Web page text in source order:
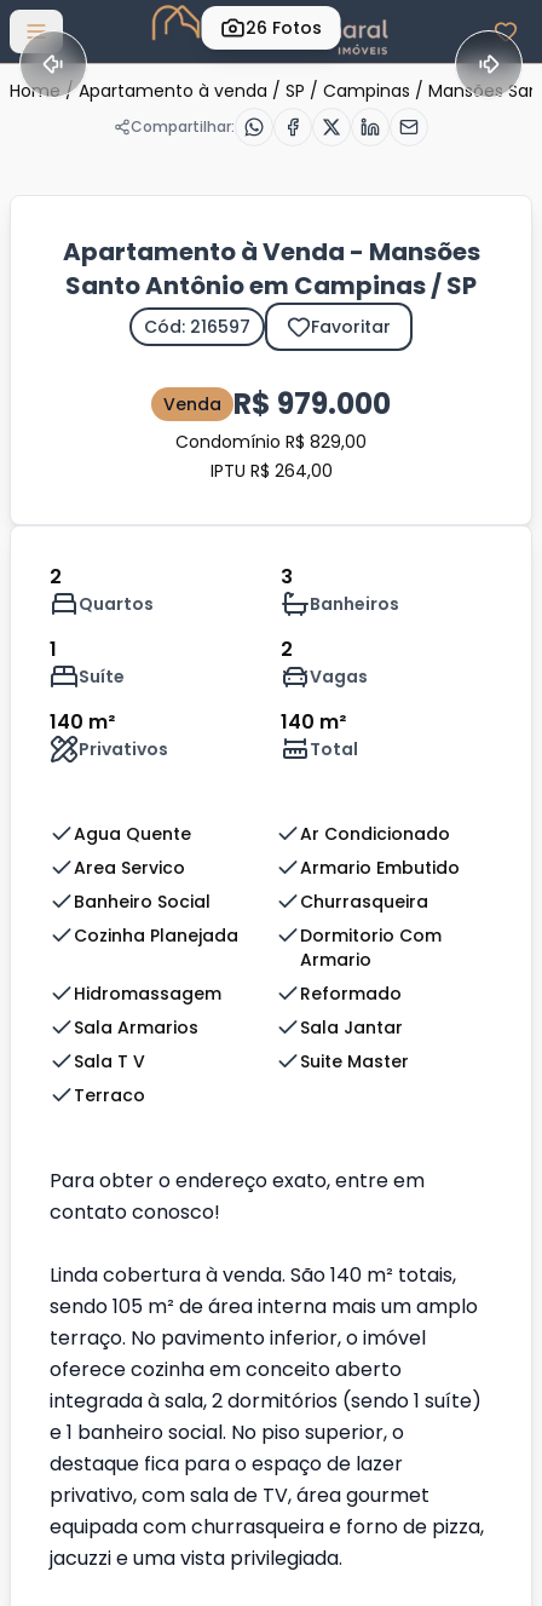
Abrir menu
26 Fotos
Home / Apartamento à venda / SP / Campinas / Mansões
Compartilhar:
Apartamento à Venda - Mansões
Santo Antônio em Campinas / SP
Cód: 216597 Favoritar
Venda R$ 979.000
Condomínio R$ 829,00
IPTU R$ 264,00
2
Quartos
3
Banheiros
1
Suíte
2
Vagas
140 m²
Privativos
140 m²
Total
Agua Quente
Ar Condicionado
Area Servico
Armario Embutido
Banheiro Social
Churrasqueira
Cozinha Planejada
Dormitorio Com
Armario
Hidromassagem
Reformado
Sala Armarios
Sala Jantar
Sala T V
Suite Master
Terraco
Para obter o endereço exato, entre em
contato conosco!
Linda cobertura à venda. São 140 m² totais,
sendo 105 m² de área interna mais um amplo
terraço. No pavimento inferior, o imóvel
oferece cozinha em conceito aberto
integrada à sala, 2 dormitórios (sendo 1 suíte)
e 1 banheiro social. No piso superior, o
destaque fica para o espaço de lazer
privativo, com sala de TV, área gourmet
equipada com churrasqueira e forno de pizza,
jacuzzi e uma vista privilegiada.